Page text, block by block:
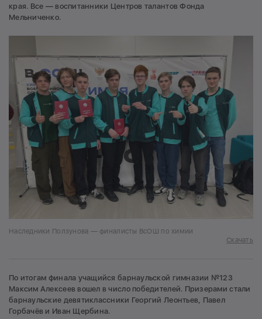
края. Все — воспитанники Центров талантов Фонда
Мельниченко.
Наследники Ползунова — финалисты ВсОШ по химии
Скачать
По итогам финала учащийся барнаульской гимназии №123
Максим Алексеев вошел в число победителей. Призерами стали
барнаульские девятиклассники Георгий Леонтьев, Павел
Горбачёв и Иван Щербина.